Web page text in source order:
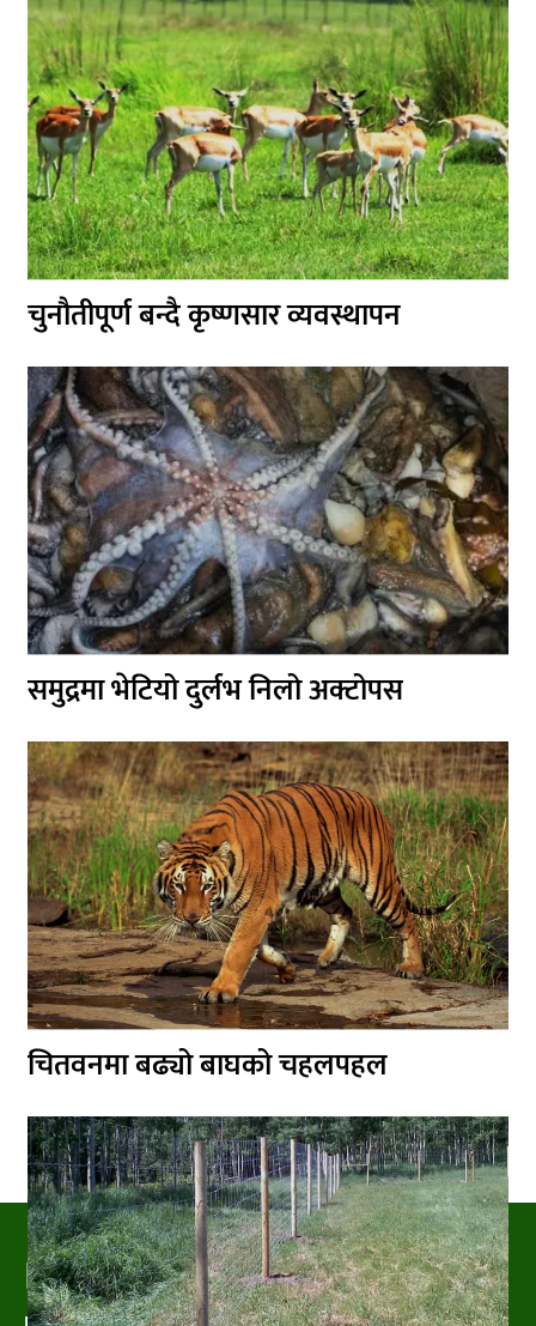
चुनौतीपूर्ण बन्दै कृष्णसार व्यवस्थापन
समुद्रमा भेटियो दुर्लभ निलो अक्टोपस
चितवनमा बढ्यो बाघको चहलपहल
PRAKRITIPRESS